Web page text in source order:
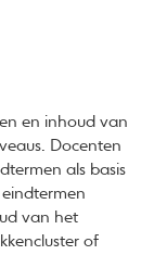
en inhoud van
Docenten
als basis
van het
of